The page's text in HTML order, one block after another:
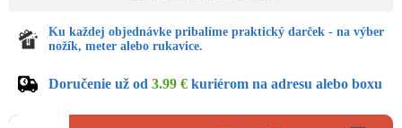
Ku každej objednávke pribalíme praktický darček - na výber
nožík, meter alebo rukavice.
Doručenie už od 3.99 € kuriérom na adresu alebo boxu